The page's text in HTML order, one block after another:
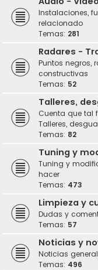
Instalaciones,
relacionado
Temas: 281
Radares -
Puntos negros,
constructivas
Temas: 52
Talleres,
Cuenta que tal
Talleres,
Temas: 82
Tuning y
Tuning y
hacer
Temas: 473
Limpieza y
Dudas y
Temas: 57
Noticias y
Noticias
Temas: 496